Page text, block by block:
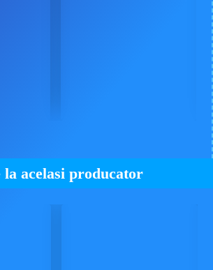
la acelasi producator